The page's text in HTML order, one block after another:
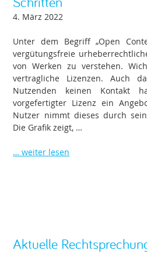
4. März 2022
Unter dem Begriff „Open
vergütungsfreie
von Werken zu verstehen.
vertragliche Lizenzen. Auch
Nutzenden keinen Kontakt
vorgefertigter Lizenz ein
Nutzer nimmt dieses durch
Die Grafik zeigt, …
… weiter lesen
Aktuelle